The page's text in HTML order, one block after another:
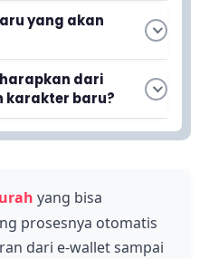
5.2 akan dirilis
adalah update
konten dan fitur
yang akan
dirilis adalah
karakter ini akan
yang menarik untuk
dari
karakter baru?
update versi 5.2 akan
konten dan fitur
pengalaman
yang bisa
prosesnya otomatis
dari e-wallet sampai